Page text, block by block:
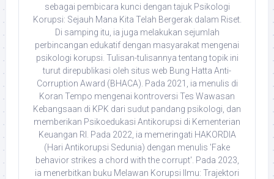
sebagai pembicara kunci dengan tajuk Psikologi
Korupsi: Sejauh Mana Kita Telah Bergerak dalam Riset.
Di samping itu, ia juga melakukan sejumlah
perbincangan edukatif dengan masyarakat mengenai
psikologi korupsi. Tulisan-tulisannya tentang topik ini
turut direpublikasi oleh situs web Bung Hatta Anti-
Corruption Award (BHACA). Pada 2021, ia menulis di
Koran Tempo mengenai kontroversi Tes Wawasan
Kebangsaan di KPK dari sudut pandang psikologi, dan
memberikan Psikoedukasi Antikorupsi di Kementerian
Keuangan RI. Pada 2022, ia memeringati HAKORDIA
(Hari Antikorupsi Sedunia) dengan menulis 'Fake
behavior strikes a chord with the corrupt'. Pada 2023,
ia menerbitkan buku Melawan Korupsi Ilmu: Trajektori